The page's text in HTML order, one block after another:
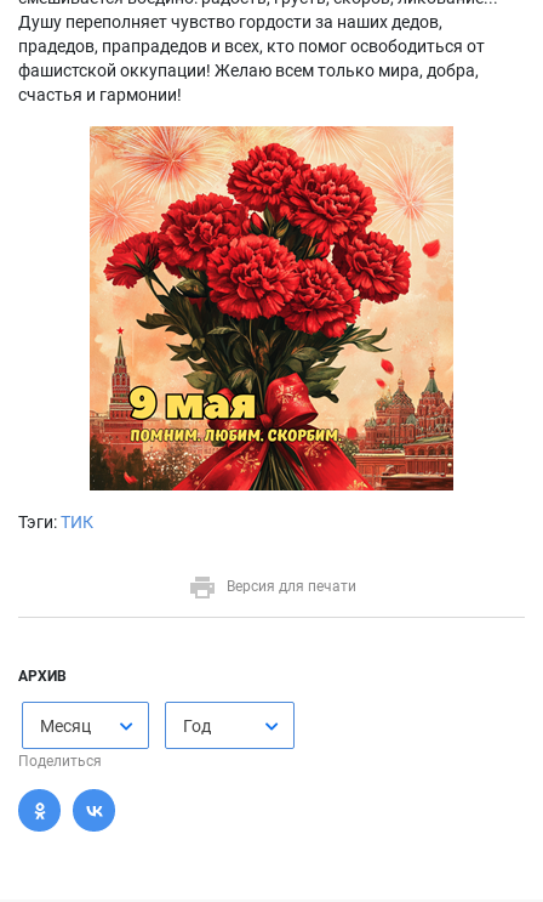
Душу переполняет чувство гордости за наших дедов,
прадедов, прапрадедов и всех, кто помог освободиться от
фашистской оккупации! Желаю всем только мира, добра,
счастья и гармонии!
Тэги:ТИК
Версия для печати
АРХИВ
Месяц Год
Поделиться